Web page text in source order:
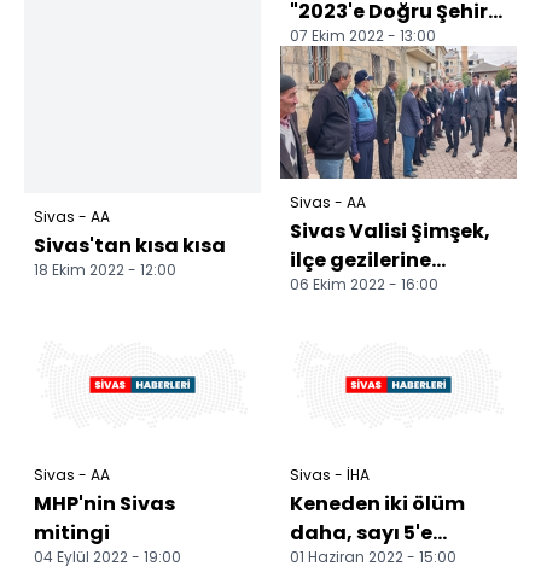
Sivas - AA
Sivas'tan kısa kısa
18 Ekim 2022 - 12:00
"2023'e Doğru Şehir
Buluşmaları Sivas"
programında
konuştu: (1...
07 Ekim 2022 - 13:00
Sivas - AA
Sivas Valisi Şimşek,
ilçe gezilerine
Doğanşar'da devam
06 Ekim 2022 - 16:00
Sivas - AA
MHP'nin Sivas
mitingi
04 Eylül 2022 - 19:00
Sivas - İHA
Keneden iki ölüm
daha, sayı 5'e
yükseldi
01 Haziran 2022 - 15:00